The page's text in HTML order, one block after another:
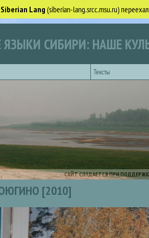
Siberian Lang (siberian-lang.srcc.msu.ru)
СИБИРИ: НАШЕ
Тексты
САЙТ СОЗДАЕТСЯ ПРИ
[2010]